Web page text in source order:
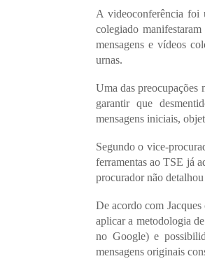
A videoconferência foi
colegiado
mensagens e vídeos
urnas.
Uma das preocupações
garantir que
mensagens iniciais,
Segundo o vice-
ferramentas ao TSE já
procurador não
De acordo com
aplicar a metodologia
no Google) e
mensagens originais